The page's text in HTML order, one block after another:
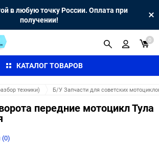
в любую точку России. Оплата при
получении!
КАТАЛОГ ТОВАРОВ
0
техники) Б/У Запчасти для советских
передние мотоцикл Тула